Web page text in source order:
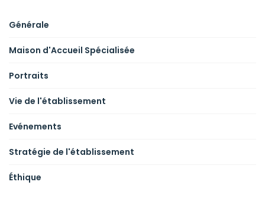
Générale
Maison d'Accueil Spécialisée
Portraits
Vie de l'établissement
Evénements
Stratégie de l'établissement
Éthique